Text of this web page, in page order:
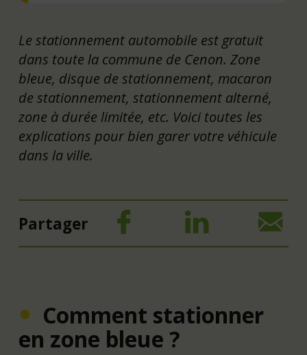
Le stationnement automobile est gratuit
dans toute la commune de Cenon. Zone
bleue, disque de stationnement, macaron
de stationnement, stationnement alterné,
zone à durée limitée, etc. Voici toutes les
explications pour bien garer votre véhicule
dans la ville.
Partager
Comment stationner
en zone bleue ?